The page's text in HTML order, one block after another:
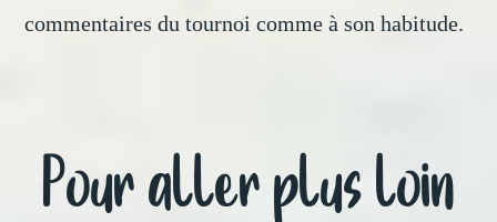
commentaires du tournoi comme à son habitude.
Pour aller plus loin